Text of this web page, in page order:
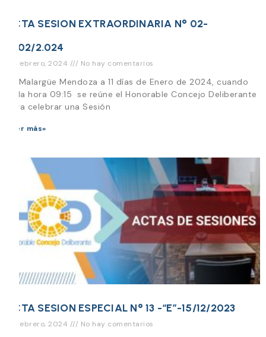
ACTA SESION EXTRAORDINARIA N° 02-
11/02/2.024
22 febrero, 2024 No hay comentarios
En Malargüe Mendoza a 11 días de Enero de 2024, cuando
es la hora 09:15 se reúne el Honorable Concejo Deliberante
para celebrar una Sesión
Leer más»
ACTA SESION ESPECIAL N° 13 -“E”-15/12/2023
22 febrero, 2024 No hay comentarios